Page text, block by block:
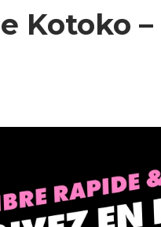
Kotoko